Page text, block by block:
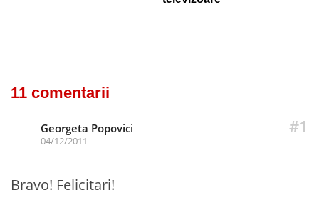
11 comentarii
#1
Georgeta Popovici
04/12/2011
Bravo! Felicitari!